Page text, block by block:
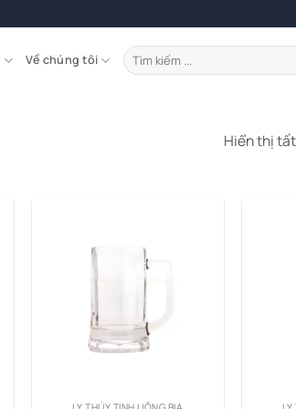
Về chúng tôi
Tìm
kiếm:
Hiển thị